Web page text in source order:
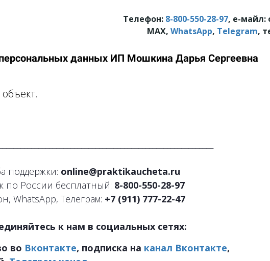
Телефон: 8-800-550-28-97, е-майл:
МАХ, WhatsApp, Telegram,
данных ИП Мошкина Дарья Сергеевна
поддержки: online@praktikaucheta.ru
по России бесплатный: 8-800-550-28-97
WhatsApp, Телеграм: +7 (911) 777-22-47
к нам в социальных сетях:
во Вконтакте, подписка на канал Вконтакте,